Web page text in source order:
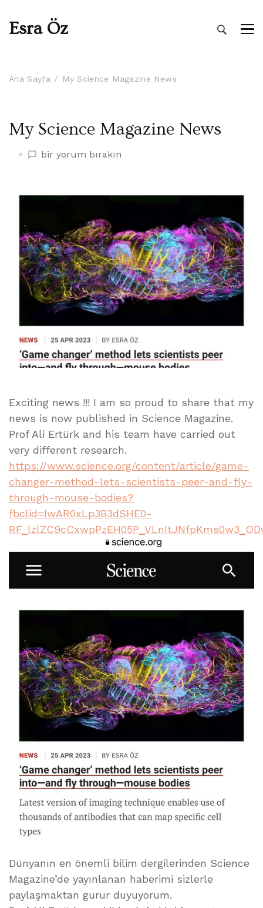
Esra Öz
Ana Sayfa My Science Magazine News
My Science Magazine News
My
News
bir yorum bırakın
Exciting news !!! I am so proud to share that my
news is now published in Science Magazine.
Prof Ali Ertürk and his team have carried out
very different research.
https://www.science.org/content/article/game-
changer-method-lets-scientists-peer-and-fly-
through-mouse-bodies?
fbclid=IwAR0xLp3B3dSHE0-
Dünyanın en önemli bilim dergilerinden Science
Magazine’de yayınlanan haberimi sizlerle
paylaşmaktan gurur duyuyorum.